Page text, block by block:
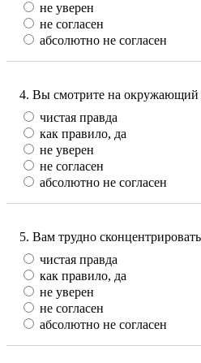
не уверен
не согласен
абсолютно не согласен
4. Вы смотрите на окружающий
чистая правда
как правило, да
не уверен
не согласен
абсолютно не согласен
5. Вам трудно
чистая правда
как правило, да
не уверен
не согласен
абсолютно не согласен